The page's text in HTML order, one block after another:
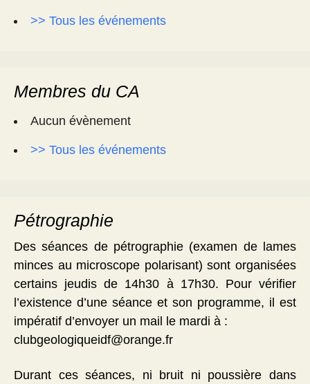
>> Tous les événements
Membres du CA
Aucun évènement
>> Tous les événements
Pétrographie
Des séances de pétrographie (examen de lames
minces au microscope polarisant) sont organisées
certains jeudis de 14h30 à 17h30. Pour vérifier
l’existence d’une séance et son programme, il est
impératif d’envoyer un mail le mardi à :
clubgeologiqueidf@orange.fr
Durant ces séances, ni bruit ni poussière dans